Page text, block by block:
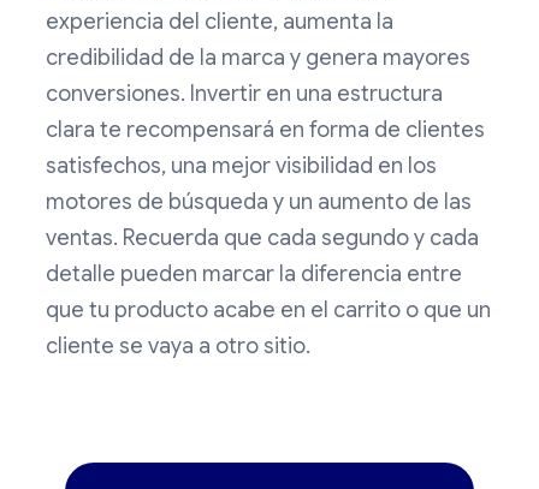
experiencia del cliente, aumenta la
credibilidad de la marca y genera mayores
conversiones. Invertir en una estructura
clara te recompensará en forma de clientes
satisfechos, una mejor visibilidad en los
motores de búsqueda y un aumento de las
ventas. Recuerda que cada segundo y cada
detalle pueden marcar la diferencia entre
que tu producto acabe en el carrito o que un
cliente se vaya a otro sitio.